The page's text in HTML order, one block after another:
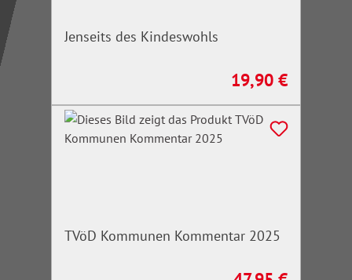
Jenseits des Kindeswohls
Regulärer Preis:
19,90 €
TVöD Kommunen Kommentar 2025